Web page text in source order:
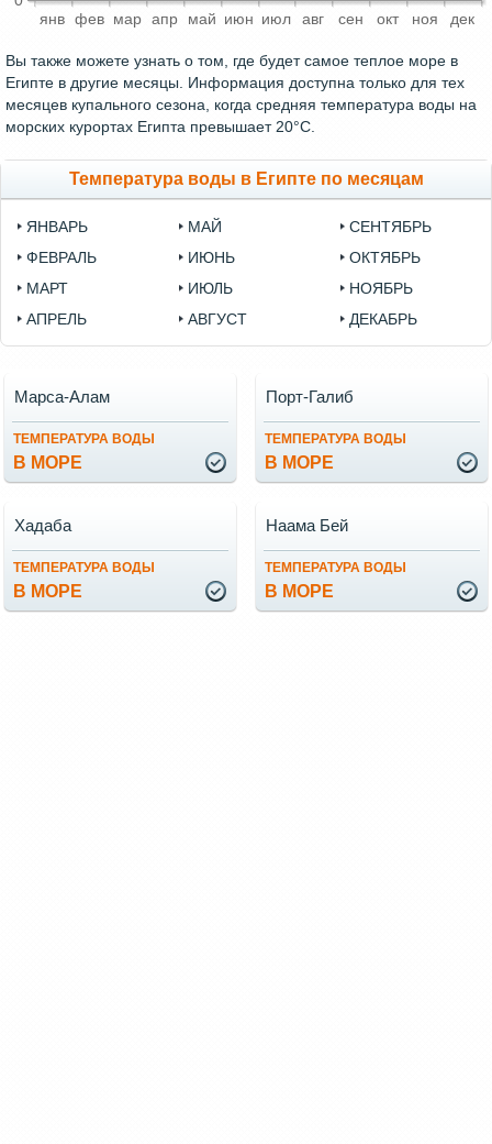
янв фев мар апр май июн июл авг сен окт ноя дек
Вы также можете узнать о том, где будет самое теплое море в
Египте в другие месяцы. Информация доступна только для тех
месяцев купального сезона, когда средняя температура воды на
морских курортах Египта превышает 20°C.
Температура воды в Египте по месяцам
ЯНВАРЬ
ФЕВРАЛЬ
МАРТ
АПРЕЛЬ
МАЙ
ИЮНЬ
ИЮЛЬ
АВГУСТ
СЕНТЯБРЬ
ОКТЯБРЬ
НОЯБРЬ
ДЕКАБРЬ
ТЕМПЕРАТУРА ВОДЫ
В МОРЕ
Марса-Алам
ТЕМПЕРАТУРА ВОДЫ
В МОРЕ
Порт-Галиб
ТЕМПЕРАТУРА ВОДЫ
В МОРЕ
Хадаба
ТЕМПЕРАТУРА ВОДЫ
В МОРЕ
Наама Бей